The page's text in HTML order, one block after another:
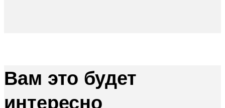
Вам это будет
интересно